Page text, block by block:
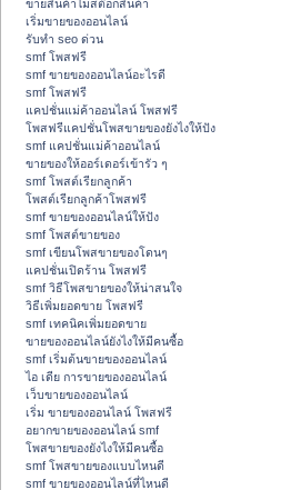
ขายสินค้าไม่สต๊อกสินค้า
เริ่มขายของออนไลน์
รับทำ seo ด่วน
smf โพสฟรี
smf ขายของออนไลน์อะไรดี
smf โพสฟรี
แคปชั่นแม่ค้าออนไลน์ โพสฟรี
โพสฟรีแคปชั่นโพสขายของยังไงให้ปัง
smf แคปชั่นแม่ค้าออนไลน์
ขายของให้ออร์เดอร์เข้ารัว ๆ
smf โพสต์เรียกลูกค้า
โพสต์เรียกลูกค้าโพสฟรี
smf ขายของออนไลน์ให้ปัง
smf โพสต์ขายของ
smf เขียนโพสขายของโดนๆ
แคปชั่นเปิดร้าน โพสฟรี
smf วิธีโพสขายของให้น่าสนใจ
วิธีเพิ่มยอดขาย โพสฟรี
smf เทคนิคเพิ่มยอดขาย
ขายของออนไลน์ยังไงให้มีคนซื้อ
smf เริ่มต้นขายของออนไลน์
ไอ เดีย การขายของออนไลน์
เว็บขายของออนไลน์
เริ่ม ขายของออนไลน์ โพสฟรี
อยากขายของออนไลน์ smf
โพสขายของยังไงให้มีคนซื้อ
smf โพสขายของแบบไหนดี
smf ขายของออนไลน์ที่ไหนดี